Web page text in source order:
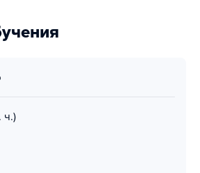
ч.)